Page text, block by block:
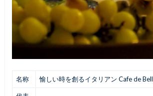
名称 愉しい時を創るイタリアン Cafe de Bell